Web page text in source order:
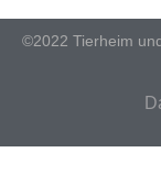
©2022 Tierheim